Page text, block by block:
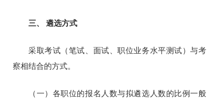
三、 遴选方式
采取考试（笔试、面试、职位业务水平测试）与考
察相结合的方式。
（一）各职位的报名人数与拟遴选人数的比例一般